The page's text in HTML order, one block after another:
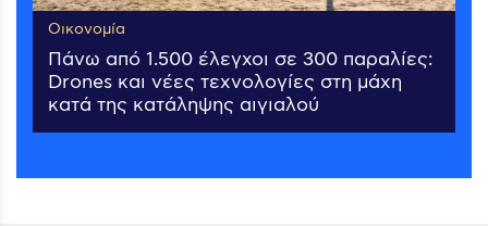
Οικονομία
Πάνω από 1.500 έλεγχοι σε 300 παραλίες:
Drones και νέες τεχνολογίες στη μάχη
κατά της κατάληψης αιγιαλού